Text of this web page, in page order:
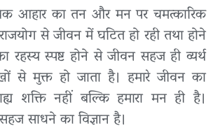
आहार का तन और मन पर चमत्कारिक
से जीवन में घटित हो रही तथा होने
रहस्य स्पष्ट होने से जीवन सहज ही व्यर्थ
से मुक्त हो जाता है। हमारे जीवन का
शक्ति नहीं बल्कि हमारा मन ही है।
साधने का विज्ञान है।